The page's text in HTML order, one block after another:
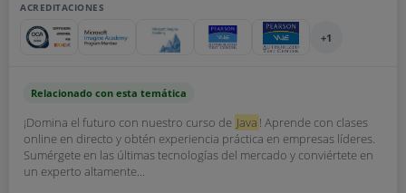
ACREDITACIONES
+1
Relacionado con esta temática
¡Domina el futuro con nuestro curso de Java ! Aprende con clases
online en directo y obtén experiencia práctica en empresas líderes.
Sumérgete en las últimas tecnologías del mercado y conviértete en
un experto altamente...